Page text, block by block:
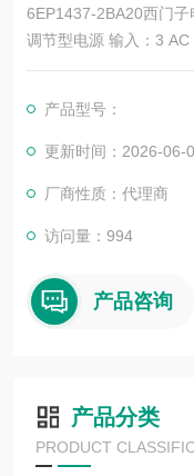
6EP1437-2BA20西门子
调节型电源 输入：3
产品型号：
更新时间：2026-06-
厂商性质：代理商
访问量：994
产品咨询
产品分类
PRODUCT